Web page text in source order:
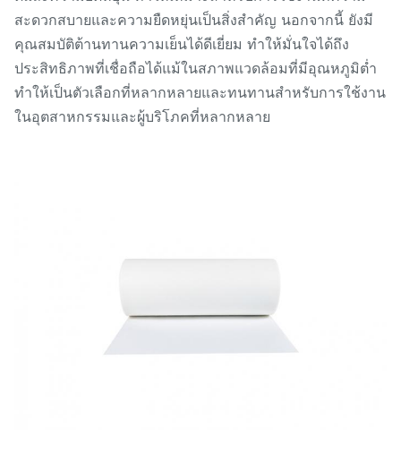
สะดวกสบายและความยืดหยุ่นเป็นสิ่งสำคัญ นอกจากนี้ ยังมี
คุณสมบัติต้านทานความเย็นได้ดีเยี่ยม ทำให้มั่นใจได้ถึง
ประสิทธิภาพที่เชื่อถือได้แม้ในสภาพแวดล้อมที่มีอุณหภูมิต่ำ
ทำให้เป็นตัวเลือกที่หลากหลายและทนทานสำหรับการใช้งาน
ในอุตสาหกรรมและผู้บริโภคที่หลากหลาย